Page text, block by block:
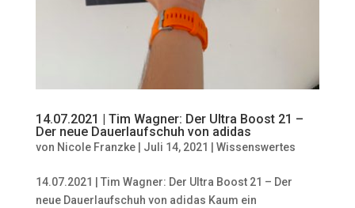
14.07.2021 | Tim Wagner: Der Ultra Boost 21 –
Der neue Dauerlaufschuh von adidas
von Nicole Franzke| Juli 14, 2021 Wissenswertes
14.07.2021 | Tim Wagner: Der Ultra Boost 21 – Der
neue Dauerlaufschuh von adidas Kaum ein